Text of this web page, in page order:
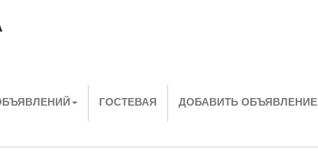
ГОСТЕВАЯ ДОБАВИТЬ ОБЪЯВЛЕНИЕ